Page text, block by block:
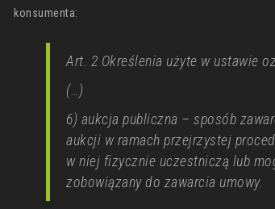
konsumenta:
Art. 2 Określenia użyte w ustawie
(…)
6) aukcja publiczna – sposób
aukcji w ramach przejrzystej
w niej fizycznie uczestniczą lub
zobowiązany do zawarcia umowy.